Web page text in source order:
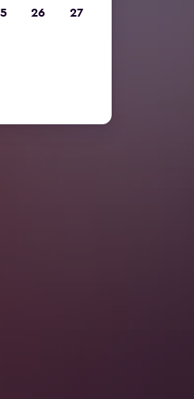
26 27